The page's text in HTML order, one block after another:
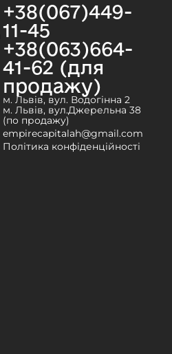
+38(067)449-
11-45
+38(063)664-
41-62 (для
продажу)
м. Львів, вул. Водогінна 2
м. Львів, вул.Джерельна 38
(по продажу)
empirecapitalah@gmail.com
Політика конфіденційності